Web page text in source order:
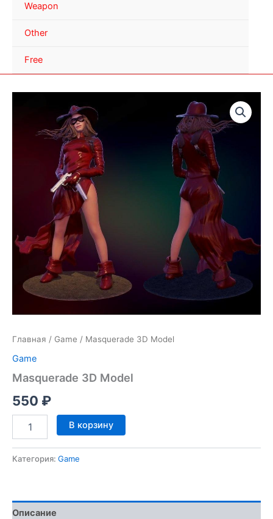
Weapon
Other
Free
Главная / Game / Masquerade 3D Model
Game
Masquerade 3D Model
550 ₽
Количество
товара
3D
В корзину
Категория: Game
Описание